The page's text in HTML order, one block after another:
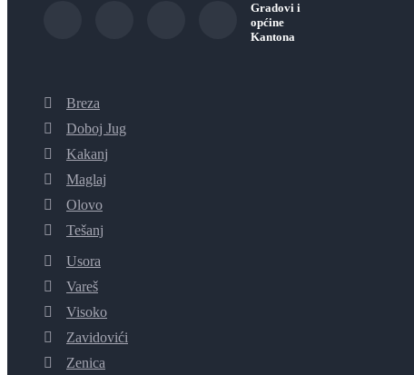
Gradovi i
općine
Kantona
Breza
Doboj Jug
Kakanj
Maglaj
Olovo
Tešanj
Usora
Vareš
Visoko
Zavidovići
Zenica